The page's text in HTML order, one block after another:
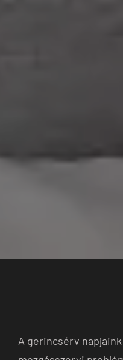
A gerincsérv